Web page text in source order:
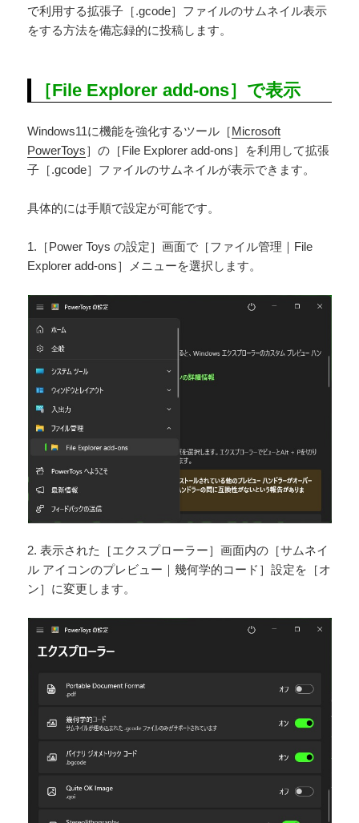
で利用する拡張子［.gcode］ファイルのサムネイル表示
をする方法を備忘録的に投稿します。
［File Explorer add-ons］で表示
Windows11に機能を強化するツール［Microsoft
PowerToys］の［File Explorer add-ons］を利用して拡張
子［.gcode］ファイルのサムネイルが表示できます。
具体的には手順で設定が可能です。
1.［Power Toys の設定］画面で［ファイル管理｜File
Explorer add-ons］メニューを選択します。
2. 表示された［エクスプローラー］画面内の［サムネイ
ル アイコンのプレビュー｜幾何学的コード］設定を［オ
ン］に変更します。